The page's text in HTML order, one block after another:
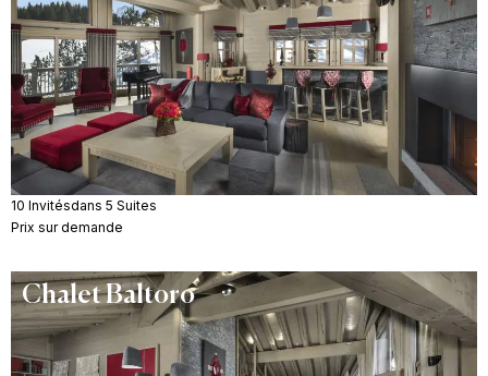
10 Invitésdans 5 Suites
Prix sur demande
Chalet Baltoro